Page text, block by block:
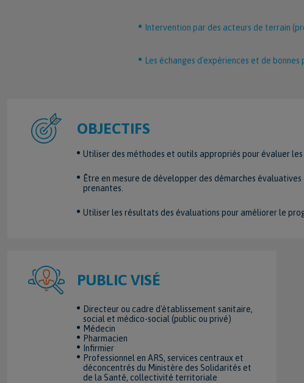
Intervention par des acteurs de terrain
Les échanges d'expériences et de bonnes
OBJECTIFS
Utiliser des méthodes et outils appropriés pour évaluer
Être en mesure de développer des démarches
prenantes.
Utiliser les résultats des évaluations pour améliorer le
PUBLIC VISÉ
Directeur ou cadre d'établissement sanitaire,
social et médico-social (public ou privé)
Médecin
Pharmacien
Infirmier
Professionnel en ARS, services centraux et
déconcentrés du Ministère des Solidarités et
de la Santé, collectivité territoriale